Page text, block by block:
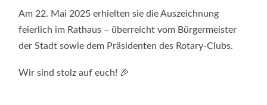
Am 22. Mai 2025 erhielten sie die Auszeichnung
feierlich im Rathaus – überreicht vom Bürgermeister
der Stadt sowie dem Präsidenten des Rotary-Clubs.
Wir sind stolz auf euch! 🎉